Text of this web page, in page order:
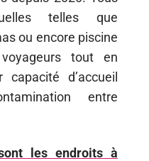
telles que
ou encore piscine
tout en
d’accueil
entre
les endroits à